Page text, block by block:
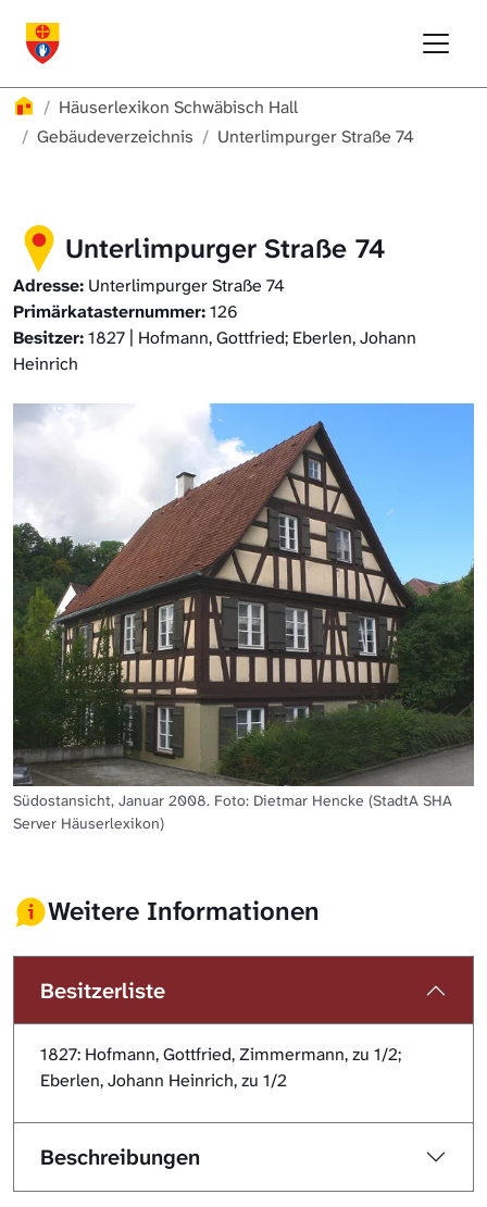
Häuserlexikon
Häuserlexikon Schwäbisch Hall
Gebäudeverzeichnis
Unterlimpurger Straße 74
Unterlimpurger Straße 74
Adresse: Unterlimpurger Straße 74
Primärkatasternummer:126
Besitzer:1827 | Hofmann, Gottfried; Eberlen, Johann
Heinrich
Südostansicht, Januar 2008. Foto: Dietmar Hencke (StadtA SHA
Server Häuserlexikon)
Weitere Informationen
Besitzerliste
1827: Hofmann, Gottfried, Zimmermann, zu 1/2;
Eberlen, Johann Heinrich, zu 1/2
Beschreibungen
Häuserlexikon Steinbach
Digitale Nachschlagewerke